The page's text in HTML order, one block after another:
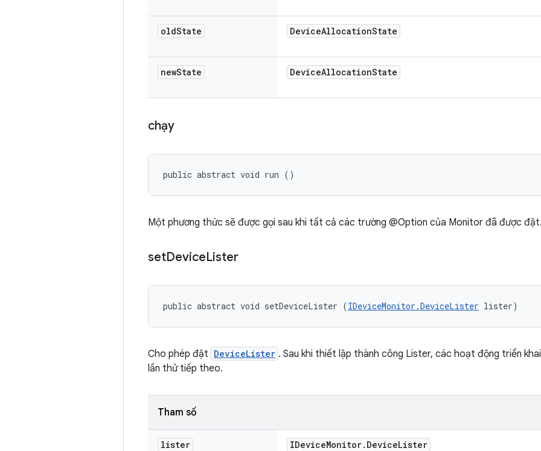
oldState DeviceAllocationState
newState DeviceAllocationState
chạy
public abstract void run ()
Một phương thức sẽ được gọi sau khi tất cả các trường @Option của Monitor đã được
setDeviceLister
public abstract void setDeviceLister (IDeviceMonitor.DeviceLister lister)
Cho phép đặt DeviceLister . Sau khi thiết lập thành công Lister, các hoạt động triển
lần thử tiếp theo.
Tham số
lister IDeviceMonitor. DeviceLister